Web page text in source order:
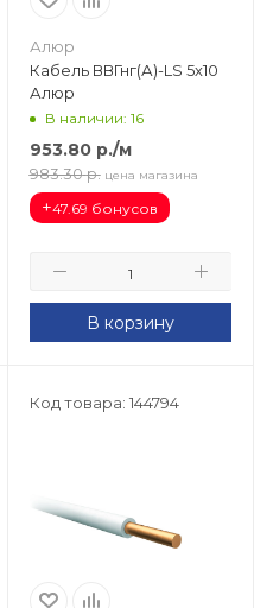
Алюр
Кабель ВВГнг(А)-LS 5х10
Алюр
В наличии: 16
953.80р./м
983.30 р. цена магазина
+47.69 бонусов
В корзину
Код товара: 144794